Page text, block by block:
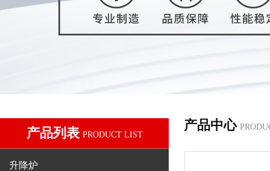
产品列表 PRODUCT LIST
升降炉
产品中心